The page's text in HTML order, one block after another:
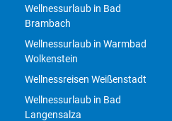
Wellnessurlaub in Bad
Brambach
Wellnessurlaub in Warmbad
Wolkenstein
Wellnessreisen Weißenstadt
Wellnessurlaub in Bad
Langensalza